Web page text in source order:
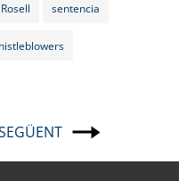
sentencia